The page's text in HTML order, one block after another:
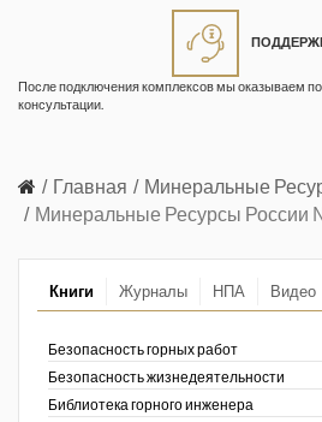
После подключения комплексов мы оказываем
консультации.
Главная
Минеральные
Минеральные Ресурсы России
Книги Журналы НПА Видео
Безопасность горных работ
Безопасность жизнедеятельности
Библиотека горного инженера